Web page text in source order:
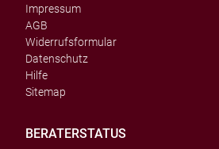
Impressum
AGB
Widerrufsformular
Datenschutz
Hilfe
Sitemap
BERATERSTATUS